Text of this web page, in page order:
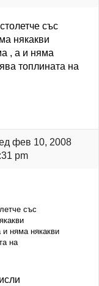
със
някакви
, а и няма
топлината на
фев 10, 2008
pm
със
и няма някакви
на